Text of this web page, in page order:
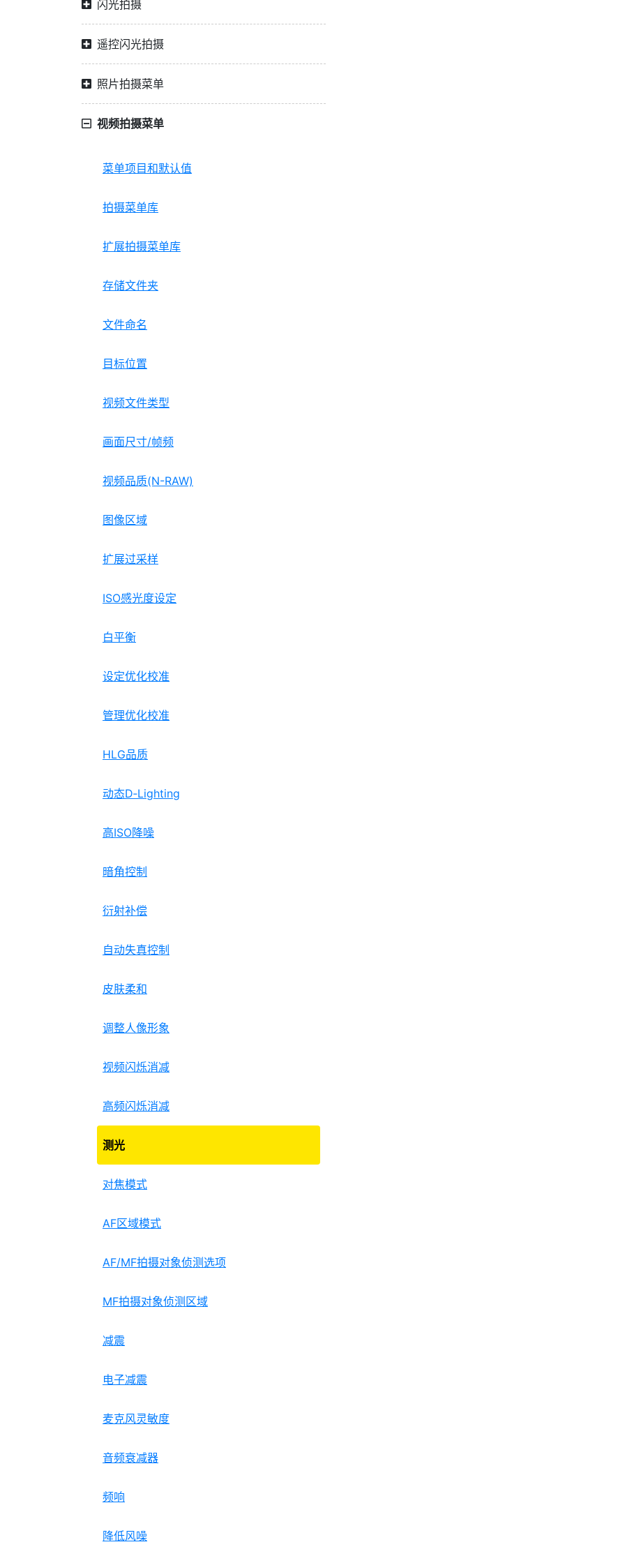
闪光拍摄
遥控闪光拍摄
照片拍摄菜单
视频拍摄菜单
菜单项目和默认值
拍摄菜单库
扩展拍摄菜单库
存储文件夹
文件命名
目标位置
视频文件类型
画面尺寸/帧频
视频品质(N-RAW)
图像区域
扩展过采样
ISO感光度设定
白平衡
设定优化校准
管理优化校准
HLG品质
动态D‑Lighting
高ISO降噪
暗角控制
衍射补偿
自动失真控制
皮肤柔和
调整人像形象
视频闪烁消减
高频闪烁消减
测光
对焦模式
AF区域模式
AF/MF拍摄对象侦测选项
MF拍摄对象侦测区域
减震
电子减震
麦克风灵敏度
音频衰减器
频响
降低风噪